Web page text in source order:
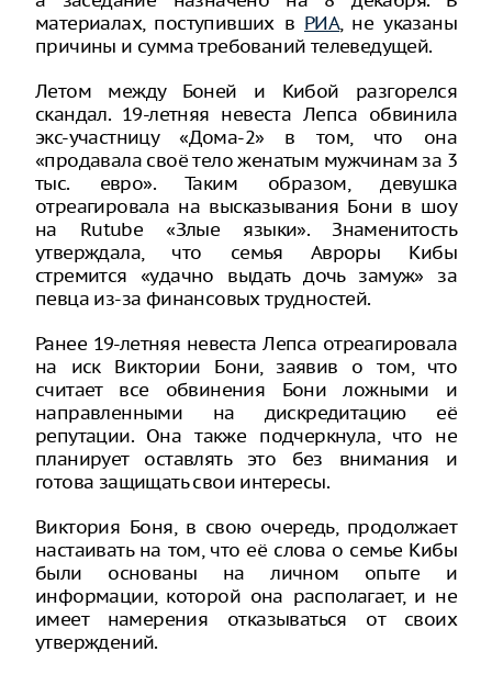
материалах, поступивших в РИА, не указаны
причины и сумма требований телеведущей.
Летом между Боней и Кибой разгорелся
скандал. 19-летняя невеста Лепса обвинила
экс-участницу «Дома-2» в том, что она
«продавала своё тело женатым мужчинам за 3
тыс. евро». Таким образом, девушка
отреагировала на высказывания Бони в шоу
на Rutube «Злые языки». Знаменитость
утверждала, что семья Авроры Кибы
стремится «удачно выдать дочь замуж» за
певца из-за финансовых трудностей.
Ранее 19-летняя невеста Лепса отреагировала
на иск Виктории Бони, заявив о том, что
считает все обвинения Бони ложными и
направленными на дискредитацию её
репутации. Она также подчеркнула, что не
планирует оставлять это без внимания и
готова защищать свои интересы.
Виктория Боня, в свою очередь, продолжает
настаивать на том, что её слова о семье Кибы
были основаны на личном опыте и
информации, которой она располагает, и не
имеет намерения отказываться от своих
утверждений.